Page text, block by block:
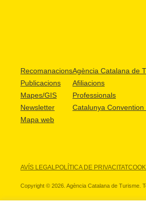
Recomanacions
Publicacions
Mapes/GIS
Newsletter
Mapa web
Agència Catalana de
Afiliacions
Professionals
Catalunya Convention
AVÍS LEGALPOLÍTICA DE PRIVACITAT
Copyright © 2026. Agència Catalana de Turisme.